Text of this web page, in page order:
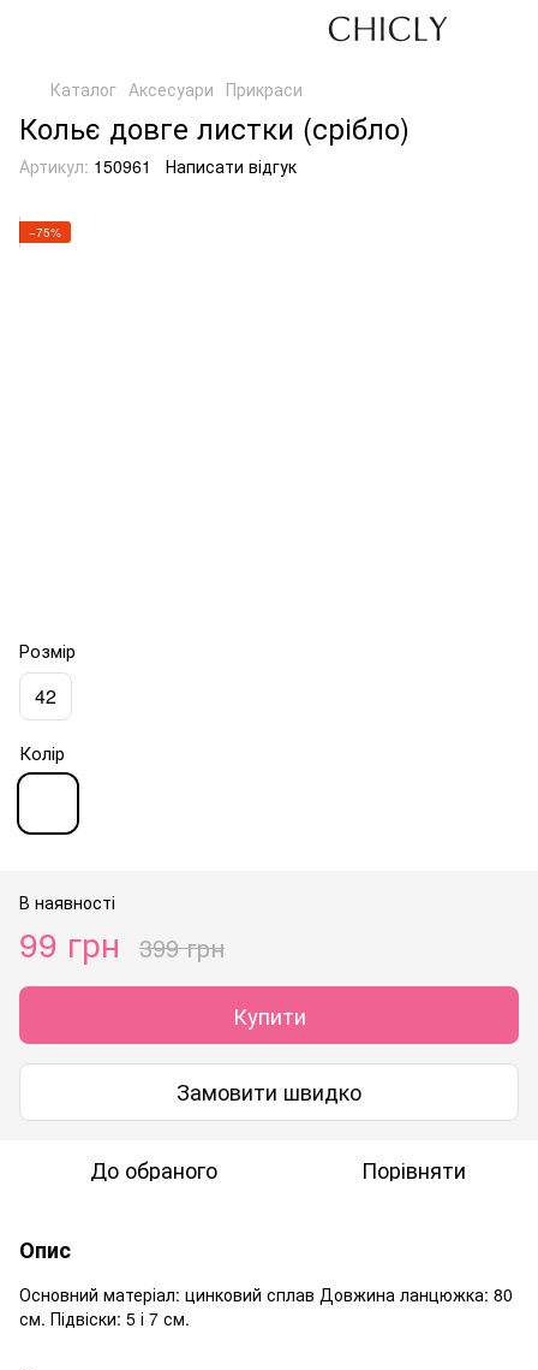
Каталог Аксесуари Прикраси
Кольє довге листки (срібло)
Артикул: 150961 Написати відгук
−75%
Розмір
42
Колір
В наявності
99 грн 399 грн
Купити
Замовити швидко
До обраного Порівняти
Опис
Основний матеріал: цинковий сплав Довжина ланцюжка: 80
см. Підвіски: 5 і 7 см.